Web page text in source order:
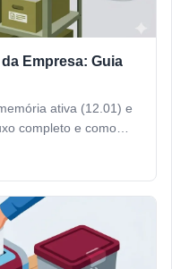
Empresa: Guia
ativa (12.01) e
completo e como